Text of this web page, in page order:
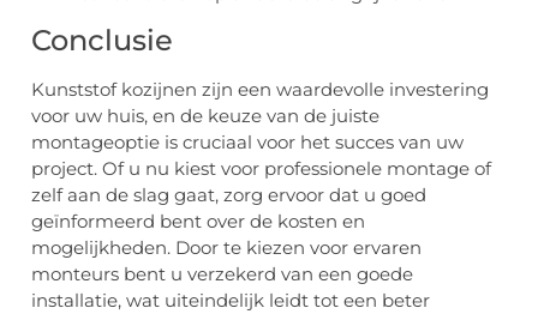
Conclusie
Kunststof kozijnen zijn een waardevolle investering
voor uw huis, en de keuze van de juiste
montageoptie is cruciaal voor het succes van uw
project. Of u nu kiest voor professionele montage of
zelf aan de slag gaat, zorg ervoor dat u goed
geïnformeerd bent over de kosten en
mogelijkheden. Door te kiezen voor ervaren
monteurs bent u verzekerd van een goede
installatie, wat uiteindelijk leidt tot een beter